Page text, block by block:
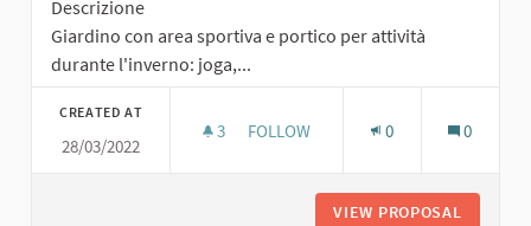
Descrizione
Giardino con area sportiva e portico per attività
durante l'inverno: joga,...
CREATED AT
28/03/2022
3 3 FOLLOWERS
FOLLOW 0 0
VIEW PROPOSAL